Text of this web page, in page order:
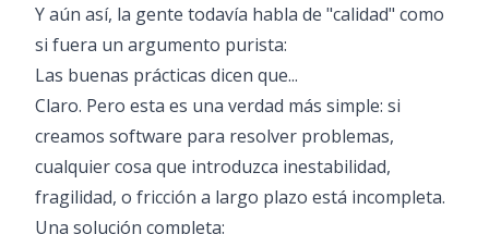
Y aún así, la gente todavía habla de "calidad" como
si fuera un argumento purista:
Las buenas prácticas dicen que...
Claro. Pero esta es una verdad más simple: si
creamos software para resolver problemas,
cualquier cosa que introduzca inestabilidad,
fragilidad, o fricción a largo plazo está incompleta.
Una solución completa: